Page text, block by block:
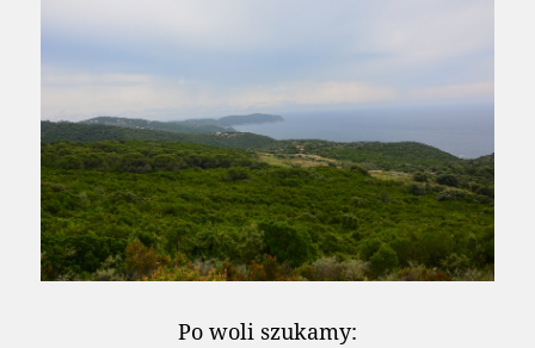
Po woli szukamy: